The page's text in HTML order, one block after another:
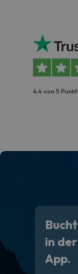
4.4 von 5
in
App.